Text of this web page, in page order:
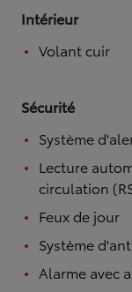
Intérieur
Volant cuir
Sécurité
Système
Lecture
circulation
Feux de jour
Système
Alarme avec